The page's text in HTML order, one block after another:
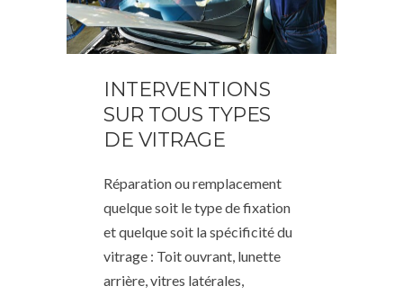
INTERVENTIONS
SUR TOUS TYPES
DE VITRAGE
Réparation ou remplacement
quelque soit le type de fixation
et quelque soit la spécificité du
vitrage : Toit ouvrant, lunette
arrière, vitres latérales,